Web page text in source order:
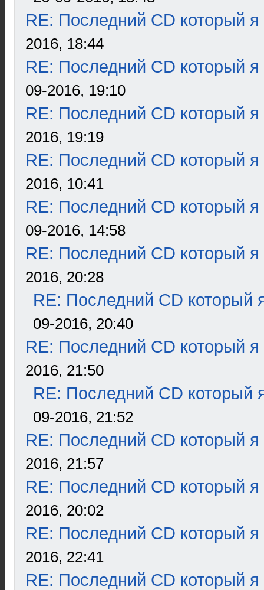
RE: Последний CD который я
2016, 18:44
RE: Последний CD который я
09-2016, 19:10
RE: Последний CD который я
2016, 19:19
RE: Последний CD который я
2016, 10:41
RE: Последний CD который я
09-2016, 14:58
RE: Последний CD который я
2016, 20:28
RE: Последний CD который
09-2016, 20:40
RE: Последний CD который я
2016, 21:50
RE: Последний CD который
09-2016, 21:52
RE: Последний CD который я
2016, 21:57
RE: Последний CD который я
2016, 20:02
RE: Последний CD который я
2016, 22:41
RE: Последний CD который я